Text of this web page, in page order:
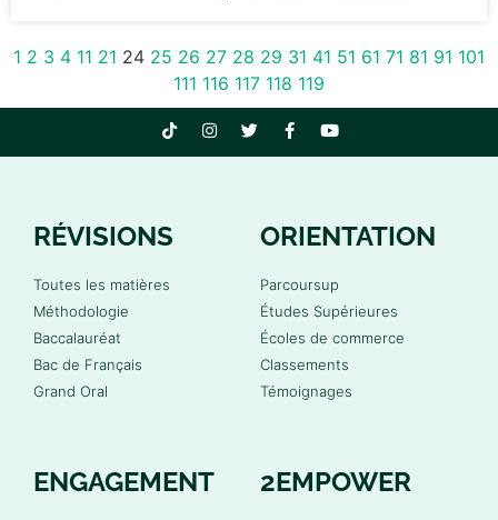
1 2 3 4 11 21 24 25 26 27 28 29 31 41 51 61 71 81 91 101
111 116 117 118 119
RÉVISIONS
Toutes les matières
Méthodologie
Baccalauréat
Bac de Français
Grand Oral
ORIENTATION
Parcoursup
Études Supérieures
Écoles de commerce
Classements
Témoignages
ENGAGEMENT 2EMPOWER